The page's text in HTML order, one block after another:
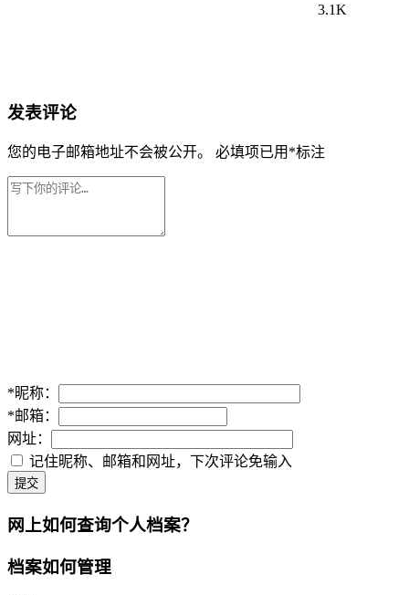
3.1K
发表评论
您的电子邮箱地址不会被公开。 必填项已用 *标注
*昵称：
*邮箱：
网址：
记住昵称、邮箱和网址，下次评论免输入
提交
网上如何查询个人档案？
档案如何管理